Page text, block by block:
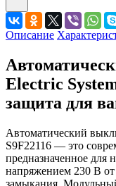
Описание
Electric
защита для
Автоматический
S9F22116 — это
предназначенное для
напряжением 230 В от
замыкания.